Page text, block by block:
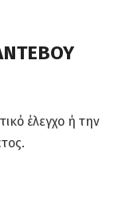
έλεγχο ή την